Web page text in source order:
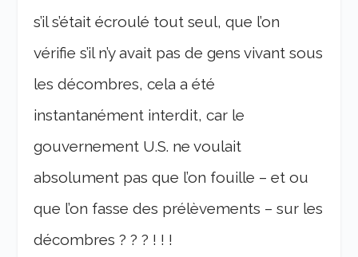
s’il s’était écroulé tout seul, que l’on
vérifie s’il n’y avait pas de gens vivant sous
les décombres, cela a été
instantanément interdit, car le
gouvernement U.S. ne voulait
absolument pas que l’on fouille – et ou
que l’on fasse des prélèvements – sur les
décombres ? ? ? ! ! !